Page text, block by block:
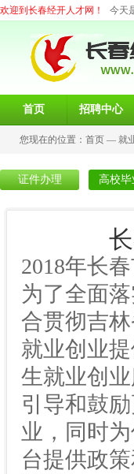
欢迎到长春经开人才网！ 今天
首页 招聘中心
您现在的位置： 首页 — 就
证件办理 高校
2018年长
为了全面
合贯彻吉
就业创业
生就业创
引导和鼓
业，同时
台提供政